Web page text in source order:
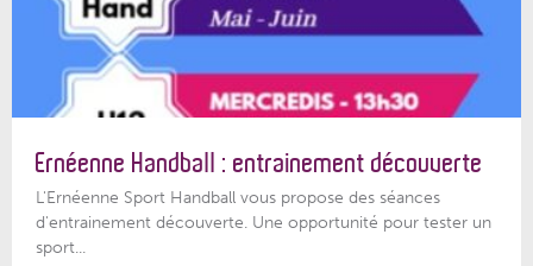
Ernéenne Handball : entrainement découverte
L'Ernéenne Sport Handball vous propose des séances
d'entrainement découverte. Une opportunité pour tester un
sport...